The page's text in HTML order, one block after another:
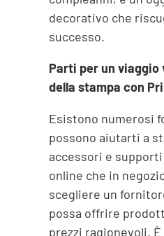
decorativo che
successo.
Parti per un
della stampa con
Esistono numerosi
possono aiutarti a
accessori e
online che in
scegliere un
possa offrire
prezzi ragionevoli.